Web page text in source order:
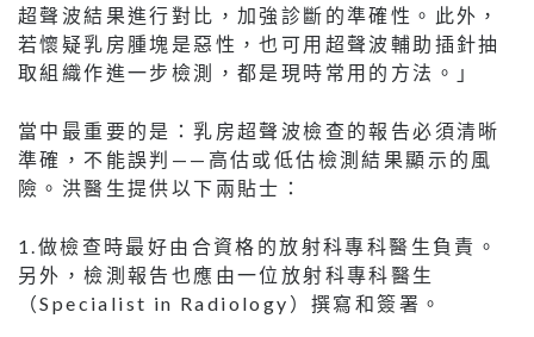
超聲波結果進行對比，加強診斷的準確性。此外，
若懷疑乳房腫塊是惡性，也可用超聲波輔助插針抽
取組織作進一步檢測，都是現時常用的方法。」
當中最重要的是：乳房超聲波檢查的報告必須清晰
準確，不能誤判——高估或低估檢測結果顯示的風
險。洪醫生提供以下兩貼士：
1.做檢查時最好由合資格的放射科專科醫生負責。
另外，檢測報告也應由一位放射科專科醫生
（Specialist in Radiology）撰寫和簽署。